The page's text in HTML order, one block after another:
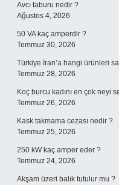
Avcı taburu nedir ?
Ağustos 4, 2026
50 VA kaç amperdir ?
Temmuz 30, 2026
Türkiye İran’a hangi ürünleri
Temmuz 28, 2026
Koç burcu kadını en çok neyi
Temmuz 26, 2026
Kask takmama cezası nedir ?
Temmuz 25, 2026
250 kW kaç amper eder ?
Temmuz 24, 2026
Akşam üzeri balık tutulur mu ?